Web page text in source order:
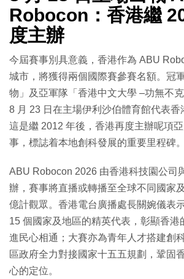
Robocon：香港繼
度主辦
今屆賽事別具意義，香港作為 ABU
城市，將獲得兩個國際賽參賽名額。冠
物」及亞軍隊「香港中文大學 –功無不
8 月 23 日在主場伊利沙伯體育館代表香
這是繼 2012 年後，香港再度主辦呢項
事，標誌着本地創科發展的重要里程碑。
ABU Robocon 2026 由香港科技園公司
辦，賽事將直播或轉播至全球不同國家
億計觀眾。香港電台廣播處長關婉儀表
15 個國家及地區的精英代表，彰顯香港
進民心相通；大賽亦為青年人才搭建創
區政府全力對接國家十五五規劃，鞏固
心的定位。